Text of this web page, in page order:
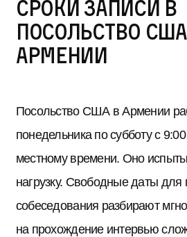
Сроки записи в
Посольство
Армении
Посольство США в Армении
понедельника по субботу с
местному времени. Оно
нагрузку. Свободные даты для
собеседования разбирают
на прохождение интервью